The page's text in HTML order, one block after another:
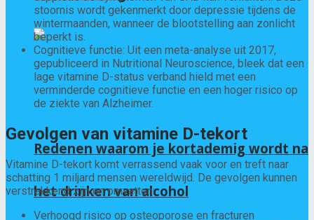
Redenen waarom je kortademig wordt na
het drinken van alcohol
stoornis wordt gekenmerkt door depressie tijdens de
wintermaanden, wanneer de blootstelling aan zonlicht
beperkt is.
Cognitieve functie: Uit een meta-analyse uit 2017,
gepubliceerd in Nutritional Neuroscience, bleek dat een
lage vitamine D-status verband hield met een
verminderde cognitieve functie en een hoger risico op
de ziekte van Alzheimer.
Gevolgen van vitamine D-tekort
Vitamine D-tekort komt verrassend vaak voor en treft naar
schatting 1 miljard mensen wereldwijd. De gevolgen kunnen
verstrekkend zijn en omvatten:
Verhoogd risico op osteoporose en fracturen